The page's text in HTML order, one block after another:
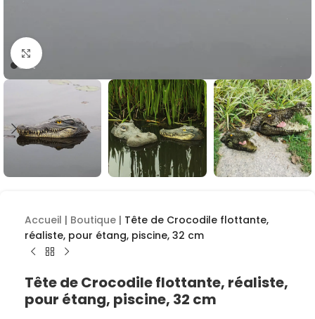
Cliquez pour agrandir
Accueil | Boutique | Tête de Crocodile flottante,
réaliste, pour étang, piscine, 32 cm
Tête de Crocodile flottante, réaliste,
pour étang, piscine, 32 cm